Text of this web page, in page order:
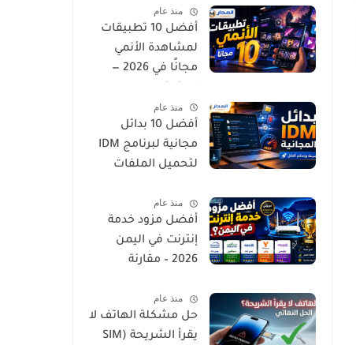
والجودة العالية
منذ عام
أفضل 10 تطبيقات
لمشاهدة الأنمي
مجانًا في 2026 —
بمسلسلاتك
المفضلة بدون تكلفة
منذ عام
أفضل 10 بدائل
مجانية لبرنامج IDM
لتحميل الملفات
منذ عام
أفضل مزود خدمة
إنترنت في اليمن
2026 – مقارنة
منذ عام
حل مشكلة الهاتف لا
يقرأ الشريحة (SIM